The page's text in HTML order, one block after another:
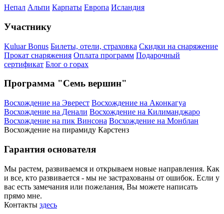
Непал Альпи Карпаты Европа Исландия
Участнику
Kuluar Bonus Билеты, отели, страховка Скидки на снаряжение
Прокат снаряжения Оплата программ Подарочный
сертификат Блог о горах
Программа "Семь вершин"
Восхождение на Эверест Восхождение на Аконкагуа
Восхождение на Денали Восхождение на Килиманджаро
Восхождение на пик Винсона Восхождение на Монблан
Восхождение на пирамиду Карстенз
Гарантия основателя
Мы растем, развиваемся и открываем новые направления. Как
и все, кто развивается - мы не застрахованы от ошибок. Если у
вас есть замечания или пожелания, Вы можете написать
прямо мне.
Контакты здесь